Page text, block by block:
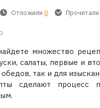
Отложили 0 Прочитали
множество
салаты, первые и
так и для
сделают процесс